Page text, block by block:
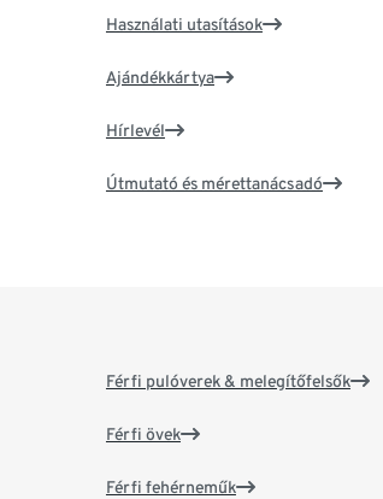
Használati utasítások
Ajándékkártya
Hírlevél
Útmutató és mérettanácsadó
Férfi pulóverek & melegítőfelsők
Férfi övek
Férfi fehérneműk